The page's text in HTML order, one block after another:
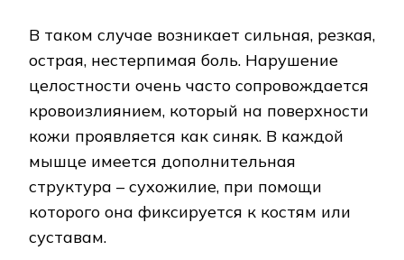
В таком случае возникает сильная, резкая,
острая, нестерпимая боль. Нарушение
целостности очень часто сопровождается
кровоизлиянием, который на поверхности
кожи проявляется как синяк. В каждой
мышце имеется дополнительная
структура – сухожилие, при помощи
которого она фиксируется к костям или
суставам.